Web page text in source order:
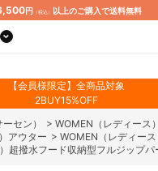
円 （税込） 以上のご購入で送料無料
【会員様限定】全商品対象
2BUY15%OFF
セン） > WOMEN（レディース）
アウター > WOMEN（レディー
超撥水フード収納型フルジップパ